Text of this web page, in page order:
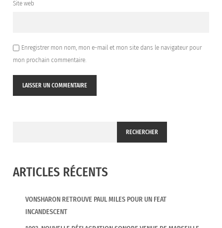
Site web
Enregistrer mon nom, mon e-mail et mon site dans le navigateur pour
mon prochain commentaire.
RECHERCHER
ARTICLES RÉCENTS
VONSHARON RETROUVE PAUL MILES POUR UN FEAT
INCANDESCENT